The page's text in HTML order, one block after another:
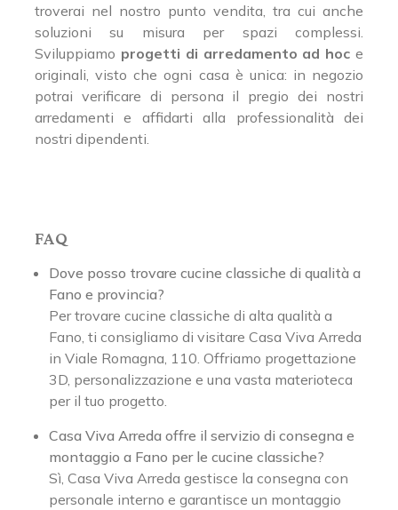
troverai nel nostro punto vendita, tra cui anche
soluzioni su misura per spazi complessi.
Sviluppiamo progetti di arredamento ad hoc e
originali, visto che ogni casa è unica: in negozio
potrai verificare di persona il pregio dei nostri
arredamenti e affidarti alla professionalità dei
nostri dipendenti.
FAQ
Dove posso trovare cucine classiche di qualità a
Fano e provincia?
Per trovare cucine classiche di alta qualità a
Fano, ti consigliamo di visitare Casa Viva Arreda
in Viale Romagna, 110. Offriamo progettazione
3D, personalizzazione e una vasta materioteca
per il tuo progetto.
Casa Viva Arreda offre il servizio di consegna e
montaggio a Fano per le cucine classiche?
Sì, Casa Viva Arreda gestisce la consegna con
personale interno e garantisce un montaggio